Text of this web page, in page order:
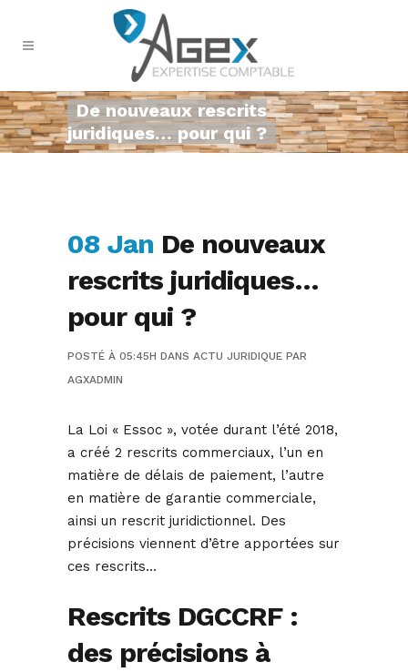
De nouveaux rescrits
juridiques… pour qui ?
08 Jan De nouveaux
rescrits juridiques…
pour qui ?
POSTÉ À 05:45H DANS ACTU JURIDIQUE PAR
AGXADMIN
La Loi « Essoc », votée durant l’été 2018,
a créé 2 rescrits commerciaux, l’un en
matière de délais de paiement, l’autre
en matière de garantie commerciale,
ainsi un rescrit juridictionnel. Des
précisions viennent d’être apportées sur
ces rescrits…
Rescrits DGCCRF :
des précisions à